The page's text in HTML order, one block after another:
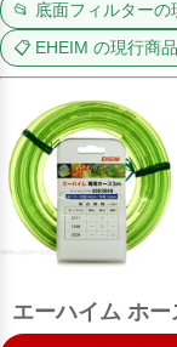
📂 底面フィルターの
📋 EHEIM の現行商
エーハイム ホ